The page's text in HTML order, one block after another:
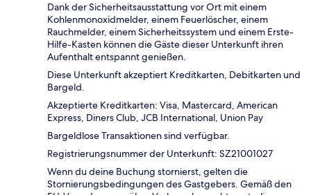
Dank der Sicherheitsausstattung vor Ort mit einem
Kohlenmonoxidmelder, einem Feuerlöscher, einem
Rauchmelder, einem Sicherheitssystem und einem Erste-
Hilfe-Kasten können die Gäste dieser Unterkunft ihren
Aufenthalt entspannt genießen.
Diese Unterkunft akzeptiert Kreditkarten, Debitkarten und
Bargeld.
Akzeptierte Kreditkarten: Visa, Mastercard, American
Express, Diners Club, JCB International, Union Pay
Bargeldlose Transaktionen sind verfügbar.
Registrierungsnummer der Unterkunft: SZ21001027
Wenn du deine Buchung stornierst, gelten die
Stornierungsbedingungen des Gastgebers. Gemäß den